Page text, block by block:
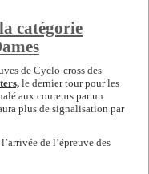
catégorie
de Cyclo-cross des
le dernier tour pour les
aux coureurs par un
plus de signalisation par
de l’épreuve des